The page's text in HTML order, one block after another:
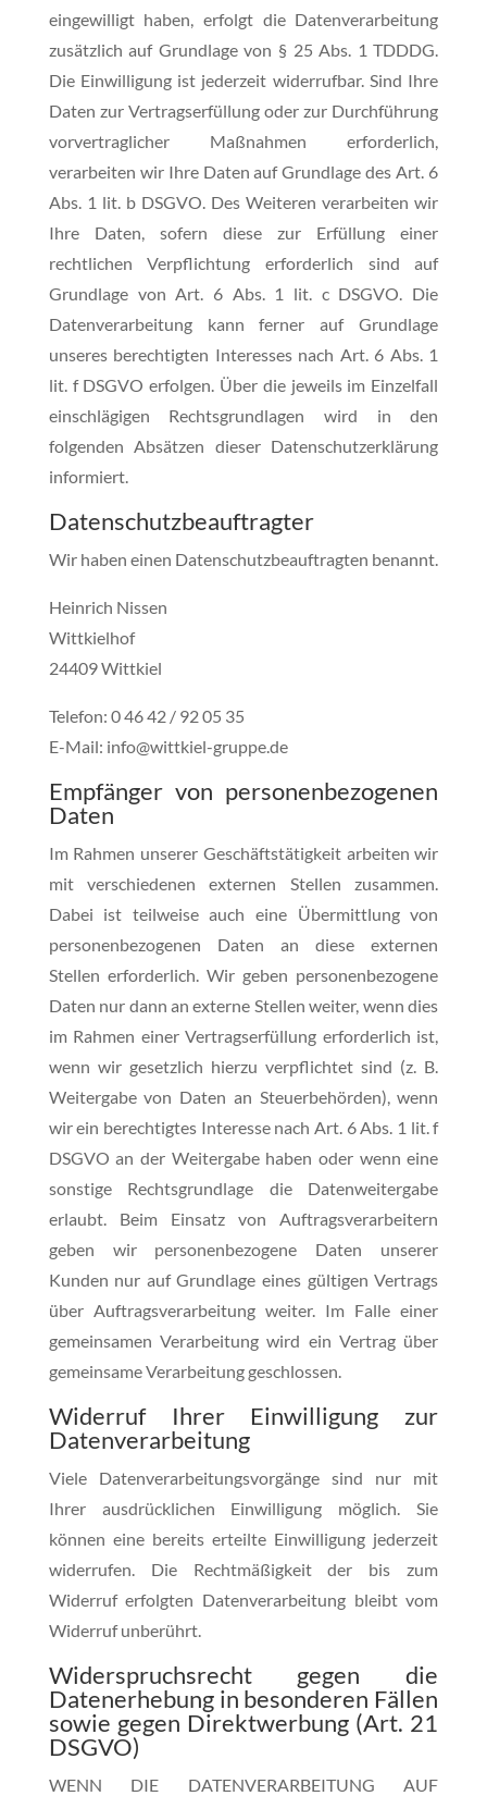
eingewilligt haben, erfolgt die Datenverarbeitung
zusätzlich auf Grundlage von § 25 Abs. 1 TDDDG.
Die Einwilligung ist jederzeit widerrufbar. Sind Ihre
Daten zur Vertragserfüllung oder zur Durchführung
vorvertraglicher Maßnahmen erforderlich,
verarbeiten wir Ihre Daten auf Grundlage des Art. 6
Abs. 1 lit. b DSGVO. Des Weiteren verarbeiten wir
Ihre Daten, sofern diese zur Erfüllung einer
rechtlichen Verpflichtung erforderlich sind auf
Grundlage von Art. 6 Abs. 1 lit. c DSGVO. Die
Datenverarbeitung kann ferner auf Grundlage
unseres berechtigten Interesses nach Art. 6 Abs. 1
lit. f DSGVO erfolgen. Über die jeweils im Einzelfall
einschlägigen Rechtsgrundlagen wird in den
folgenden Absätzen dieser Datenschutzerklärung
informiert.
Datenschutz­beauftragter
Wir haben einen Datenschutzbeauftragten benannt.
Heinrich Nissen
Wittkielhof
24409 Wittkiel
Telefon: 0 46 42 / 92 05 35
E-Mail: info@wittkiel-gruppe.de
Empfänger von personenbezogenen
Daten
Im Rahmen unserer Geschäftstätigkeit arbeiten wir
mit verschiedenen externen Stellen zusammen.
Dabei ist teilweise auch eine Übermittlung von
personenbezogenen Daten an diese externen
Stellen erforderlich. Wir geben personenbezogene
Daten nur dann an externe Stellen weiter, wenn dies
im Rahmen einer Vertragserfüllung erforderlich ist,
wenn wir gesetzlich hierzu verpflichtet sind (z. B.
Weitergabe von Daten an Steuerbehörden), wenn
wir ein berechtigtes Interesse nach Art. 6 Abs. 1 lit. f
DSGVO an der Weitergabe haben oder wenn eine
sonstige Rechtsgrundlage die Datenweitergabe
erlaubt. Beim Einsatz von Auftragsverarbeitern
geben wir personenbezogene Daten unserer
Kunden nur auf Grundlage eines gültigen Vertrags
über Auftragsverarbeitung weiter. Im Falle einer
gemeinsamen Verarbeitung wird ein Vertrag über
gemeinsame Verarbeitung geschlossen.
Widerruf Ihrer Einwilligung zur
Datenverarbeitung
Viele Datenverarbeitungsvorgänge sind nur mit
Ihrer ausdrücklichen Einwilligung möglich. Sie
können eine bereits erteilte Einwilligung jederzeit
widerrufen. Die Rechtmäßigkeit der bis zum
Widerruf erfolgten Datenverarbeitung bleibt vom
Widerruf unberührt.
Widerspruchsrecht gegen die
Datenerhebung in besonderen Fällen
sowie gegen Direktwerbung (Art. 21
DSGVO)
WENN DIE DATENVERARBEITUNG AUF